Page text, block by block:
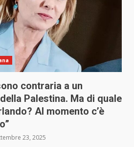
contraria a un
Palestina. Ma di quale
Al momento c’è
23, 2025